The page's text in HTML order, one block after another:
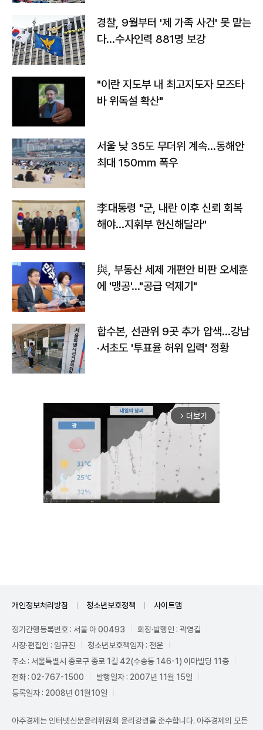
경찰, 9월부터 '제 가족 사건' 못 맡는
다…수사인력 881명 보강
"이란 지도부 내 최고지도자 모즈타
바 위독설 확산"
서울 낮 35도 무더위 계속…동해안
최대 150㎜ 폭우
李대통령 "군, 내란 이후 신뢰 회복
해야…지휘부 헌신해달라"
與, 부동산 세제 개편안 비판 오세훈
에 '맹공'…"공급 억제기"
합수본, 선관위 9곳 추가 압색…강남
·서초도 '투표율 허위 입력' 정황
arrow_forward_ios 더보기
개인정보처리방침 청소년보호정책 사이트맵
정기간행등록번호 : 서울 아 00493
회장·발행인 : 곽영길
사장·편집인 : 임규진
청소년보호책임자 : 전운
주소 : 서울특별시 종로구 종로 1길 42(수송동 146-1) 이마빌딩 11층
전화 : 02-767-1500
발행일자 : 2007년 11월 15일
등록일자 : 2008년 01월10일
아주경제는 인터넷신문윤리위원회 윤리강령을 준수합니다. 아주경제의 모든